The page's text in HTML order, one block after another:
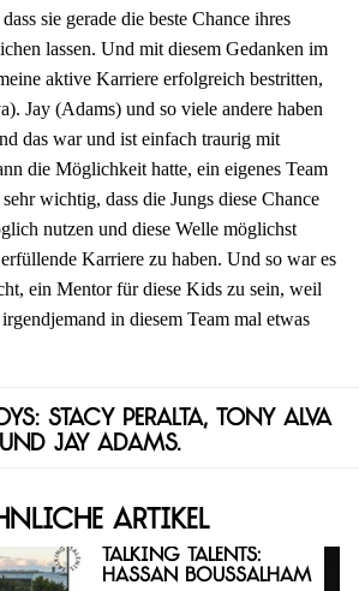
sie gerade die beste Chance ihres
lassen. Und mit diesem Gedanken im
aktive Karriere erfolgreich bestritten,
Jay (Adams) und so viele andere haben
das war und ist einfach traurig mit
die Möglichkeit hatte, ein eigenes Team
wichtig, dass die Jungs diese Chance
nutzen und diese Welle möglichst
Karriere zu haben. Und so war es
ein Mentor für diese Kids zu sein, weil
in diesem Team mal etwas
Stacy Peralta, Tony Alva
und Jay Adams.
Artikel
Talking Talents:
Hassan Boussalham